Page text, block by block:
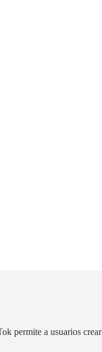
permite a usuarios crear